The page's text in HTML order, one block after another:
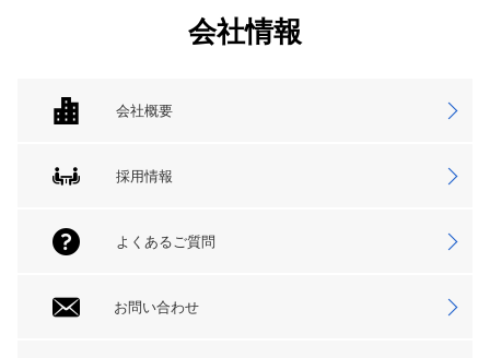
会社情報
会社概要
採用情報
よくあるご質問
お問い合わせ